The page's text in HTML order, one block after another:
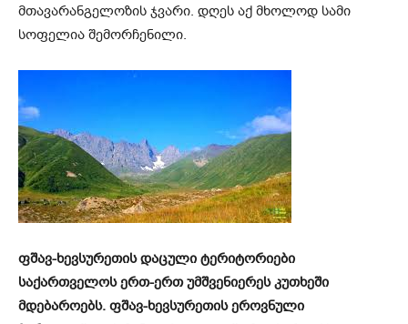
მთავარანგელოზის ჯვარი. დღეს აქ მხოლოდ სამი
სოფელია შემორჩენილი.
ფშავ-ხევსურეთის დაცული ტერიტორიები
საქართველოს ერთ-ერთ უმშვენიერეს კუთხეში
მდებაროებს. ფშავ-ხევსურეთის ეროვნული